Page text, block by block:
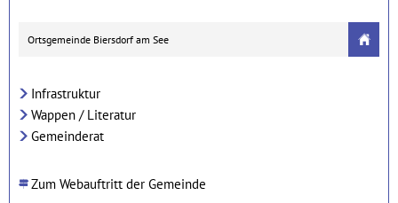
Ortsgemeinde Biersdorf am See
Infrastruktur
Wappen / Literatur
Gemeinderat
Zum Webauftritt der Gemeinde